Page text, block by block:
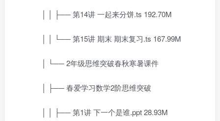
│ │ ├── 第14讲 一起来分饼.ts 192.70M
│ │ └── 第15讲 期末 期末复习.ts 167.99M
│ └── 2年级思维突破春秋寒暑课件
│ ├── 春爱学习数学2阶思维突破
│ │ ├── 第1讲 下一个是谁.ppt 28.93M